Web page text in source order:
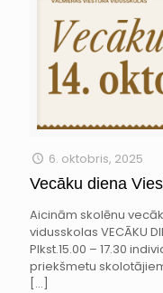
6. oktobris, 2025
Vecāku diena
Aicinām skolēnu
vidusskolas VECĀKU
Plkst.15.00 – 17.30
priekšmetu
[…]